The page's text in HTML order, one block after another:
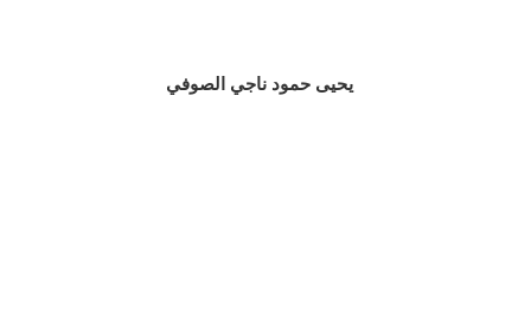
يحيى حمود ناجي الصوفي